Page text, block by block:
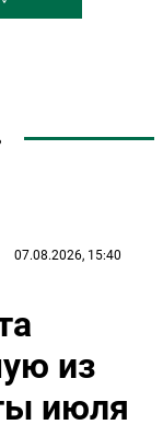
07.08.2026, 15:40
из
июля